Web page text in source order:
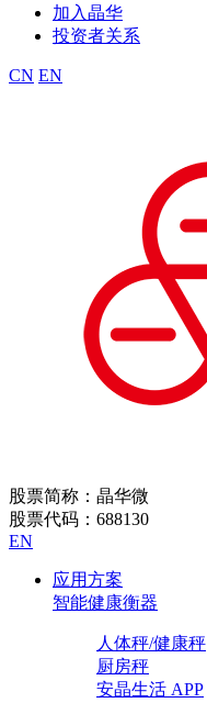
加入晶华
投资者关系
CN EN
股票简称：晶华微
股票代码：688130
EN
应用方案
智能健康衡器
人体秤/健康秤
厨房秤
安晶生活 APP